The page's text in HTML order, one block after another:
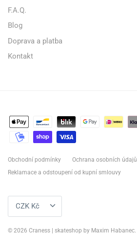
F.A.Q.
Blog
Doprava a platba
Kontakt
Obchodní podmínky
Ochrana osobních údajů
Reklamace a odstoupení od kupní smlouvy
MĚNA
CZK Kč
© 2026 Craness | skateshop by Maxim Habanec